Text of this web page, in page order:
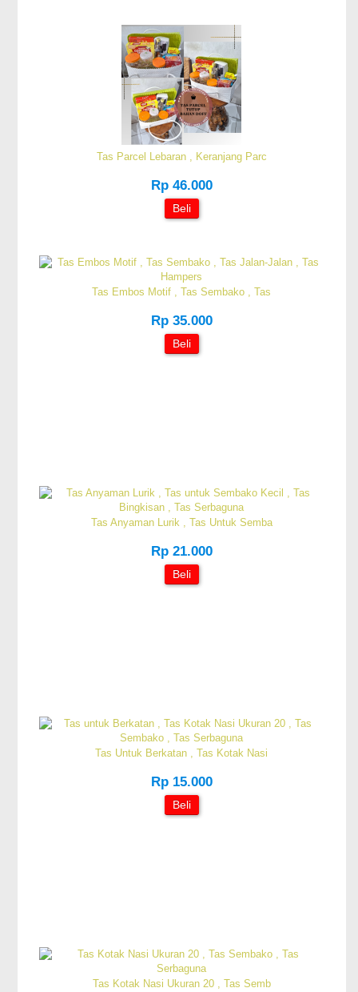
Tas Parcel Lebaran , Keranjang Parc
Rp 46.000
Beli
Tas Embos Motif , Tas Sembako , Tas
Rp 35.000
Beli
Tas Anyaman Lurik , Tas Untuk Semba
Rp 21.000
Beli
Tas Untuk Berkatan , Tas Kotak Nasi
Rp 15.000
Beli
Tas Kotak Nasi Ukuran 20 , Tas Semb